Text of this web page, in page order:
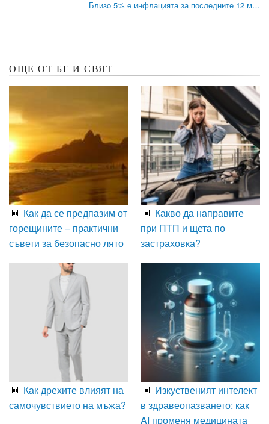
Близо 5% е инфлацията за последните 12 м…
ОЩЕ ОТ БГ И СВЯТ
Как да се предпазим от
горещините – практични
съвети за безопасно лято
Какво да направите
при ПТП и щета по
застраховка?
Как дрехите влияят на
самочувствието на мъжа?
Изкуственият интелект
в здравеопазването: как
AI променя медицината